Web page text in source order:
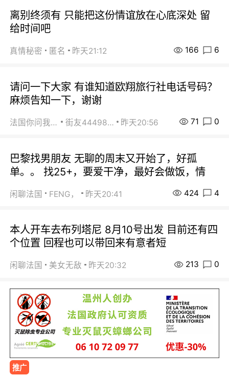
离别终须有 只能把这份情谊放在心底深处 留
给时间吧
真情秘密 匿名 昨天21:12 166 6
请问一下大家 有谁知道欧翔旅行社电话号码？
麻烦告知一下，谢谢
法国你问我答 街友44498484 昨天20:56 71 0
巴黎找男朋友 无聊的周末又开始了，好孤
单。。 找25+，要爱干净，最好会做饭，情
闲聊法国 FENG， 昨天20:41 424 4
本人开车去布列塔尼 8月10号出发 目前还有四
个位置 回程也可以带回来有意者短
闲聊法国 美女无敌 昨天20:32 213 0
推广